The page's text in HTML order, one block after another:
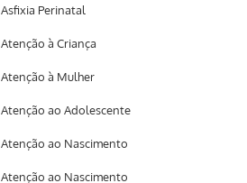
Asfixia Perinatal
Atenção à Criança
Atenção à Mulher
Atenção ao Adolescente
Atenção ao Nascimento
Atenção ao Nascimento